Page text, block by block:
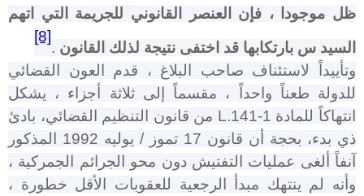
ظل موجودا ، فإن العنصر القانوني للجريمة التي اتهم
السيد س بارتكابها قد اختفى نتيجة لذلك القانون .
[8]
وتأييداً لاستئناف صاحب البلاغ ، قدم العون القضائي
للدولة طعناً واحداً ، مقسماً إلى ثلاثة أجزاء ، يشكل
انتهاكاً للمادة L.141-1 من قانون التنظيم القضائي، بادئ
ذي بدء، بحجة أن قانون 17 تموز / يوليه 1992 المذكور
آنفاً ألغى عمليات التفتيش دون محو الجرائم الجمركية ،
وأنه لم ينتهك مبدأ الرجعية للعقوبات الأقل خطورة ،